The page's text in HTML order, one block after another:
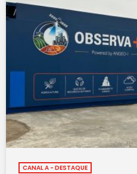
CANAL A - DESTAQUE